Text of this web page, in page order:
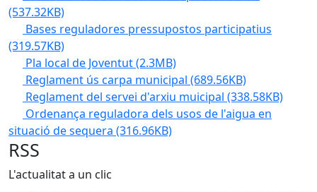
(537.32KB)
Bases reguladores pressupostos participatius
(319.57KB)
Pla local de Joventut(2.3MB)
Reglament ús carpa municipal (689.56KB)
Reglament del servei d'arxiu muicipal (338.58KB)
Ordenança reguladora dels usos de l'aigua en
situació de sequera (316.96KB)
RSS
L'actualitat a un clic